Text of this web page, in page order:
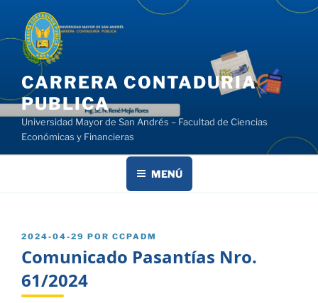
contenido
CARRERA CONTADURIA
PUBLICA
Universidad Mayor de San Andrés – Facultad de Ciencias
Económicas y Financieras
MENÚ
PUBLICADO
2024-04-29 POR CCPADM
Comunicado Pasantías Nro.
61/2024